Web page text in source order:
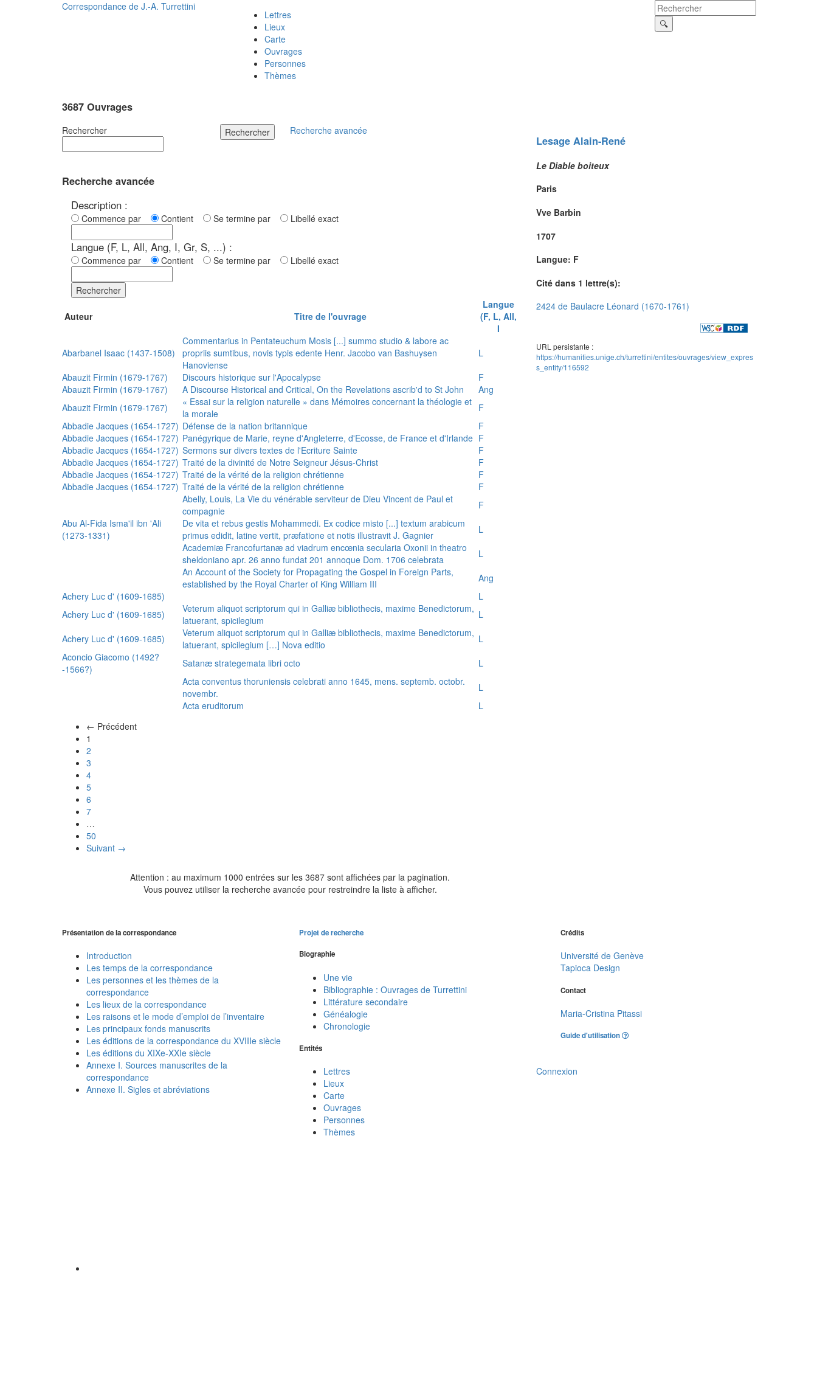
Correspondance de J.-A. Turrettini
Lettres
Lieux
Carte
Ouvrages
Personnes
Thèmes
3687 Ouvrages
Rechercher Rechercher Recherche avancée
Recherche avancée
Description :
Commence par Contient Se termine par Libellé exact
Langue (F, L, All, Ang, I, Gr, S, ...) :
Commence par Contient Se termine par Libellé exact
Rechercher
Auteur Titre de l'ouvrage
Langue
(F, L, All,
I
Abarbanel Isaac (1437-1508)
Commentarius in Pentateuchum Mosis [...] summo studio & labore ac
propriis sumtibus, novis typis edente Henr. Jacobo van Bashuysen
Hanoviense
L
Abauzit Firmin (1679-1767)
Discours historique sur l'Apocalypse
F
Abauzit Firmin (1679-1767)
A Discourse Historical and Critical, On the Revelations ascrib'd to St John
Ang
Abauzit Firmin (1679-1767)
« Essai sur la religion naturelle » dans Mémoires concernant la théologie et
la morale
F
Abbadie Jacques (1654-1727) Défense de la nation britannique
F
Abbadie Jacques (1654-1727) Panégyrique de Marie, reyne d'Angleterre, d'Ecosse, de France et d'Irlande F
Abbadie Jacques (1654-1727) Sermons sur divers textes de l'Ecriture Sainte
F
Abbadie Jacques (1654-1727) Traité de la divinité de Notre Seigneur Jésus-Christ
F
Abbadie Jacques (1654-1727) Traité de la vérité de la religion chrétienne
F
Abbadie Jacques (1654-1727) Traité de la vérité de la religion chrétienne
F
Abelly, Louis, La Vie du vénérable serviteur de Dieu Vincent de Paul et
compagnie
F
Abu Al-Fida Isma'il ibn 'Ali
(1273-1331)
De vita et rebus gestis Mohammedi. Ex codice misto [...] textum arabicum
primus edidit, latine vertit, præfatione et notis illustravit J. Gagnier
L
Academiæ Francofurtanæ ad viadrum encœnia secularia Oxonii in theatro
sheldoniano apr. 26 anno fundat 201 annoque Dom. 1706 celebrata
L
An Account of the Society for Propagating the Gospel in Foreign Parts,
established by the Royal Charter of King William III
Ang
Achery Luc d' (1609-1685)
L
Achery Luc d' (1609-1685)
Veterum aliquot scriptorum qui in Galliæ bibliothecis, maxime Benedictorum,
latuerant, spicilegium
L
Achery Luc d' (1609-1685)
Veterum aliquot scriptorum qui in Galliæ bibliothecis, maxime Benedictorum,
latuerant, spicilegium […] Nova editio
L
Aconcio Giacomo (1492?
-1566?)
Satanæ strategemata libri octo
L
Acta conventus thoruniensis celebrati anno 1645, mens. septemb. octobr.
novembr.
L
Acta eruditorum
L
← Précédent
1
2
3
4
5
6
7
…
50
Suivant →
Attention : au maximum 1000 entrées sur les 3687 sont affichées par la pagination.
Vous pouvez utiliser la recherche avancée pour restreindre la liste à afficher.
Lesage Alain-René
Le Diable boiteux
Paris
Vve Barbin
1707
Langue: F
Cité dans 1 lettre(s):
2424 de Baulacre Léonard (1670-1761)
URL persistante :
https://humanities.unige.ch/turrettini/entites/ouvrages/view_expres
s_entity/116592
Présentation de la correspondance
Introduction
Les temps de la correspondance
Les personnes et les thèmes de la
correspondance
Les lieux de la correspondance
Les raisons et le mode d’emploi de l’inventaire
Les principaux fonds manuscrits
Les éditions de la correspondance du XVIIIe siècle
Les éditions du XIXe-XXIe siècle
Annexe I. Sources manuscrites de la
correspondance
Annexe II. Sigles et abréviations
Projet de recherche
Biographie
Une vie
Bibliographie : Ouvrages de Turrettini
Littérature secondaire
Généalogie
Chronologie
Entités
Lettres
Lieux
Carte
Ouvrages
Personnes
Thèmes
Crédits
Université de Genève
Tapioca Design
Contact
Maria-Cristina Pitassi
Guide d'utilisation
Connexion